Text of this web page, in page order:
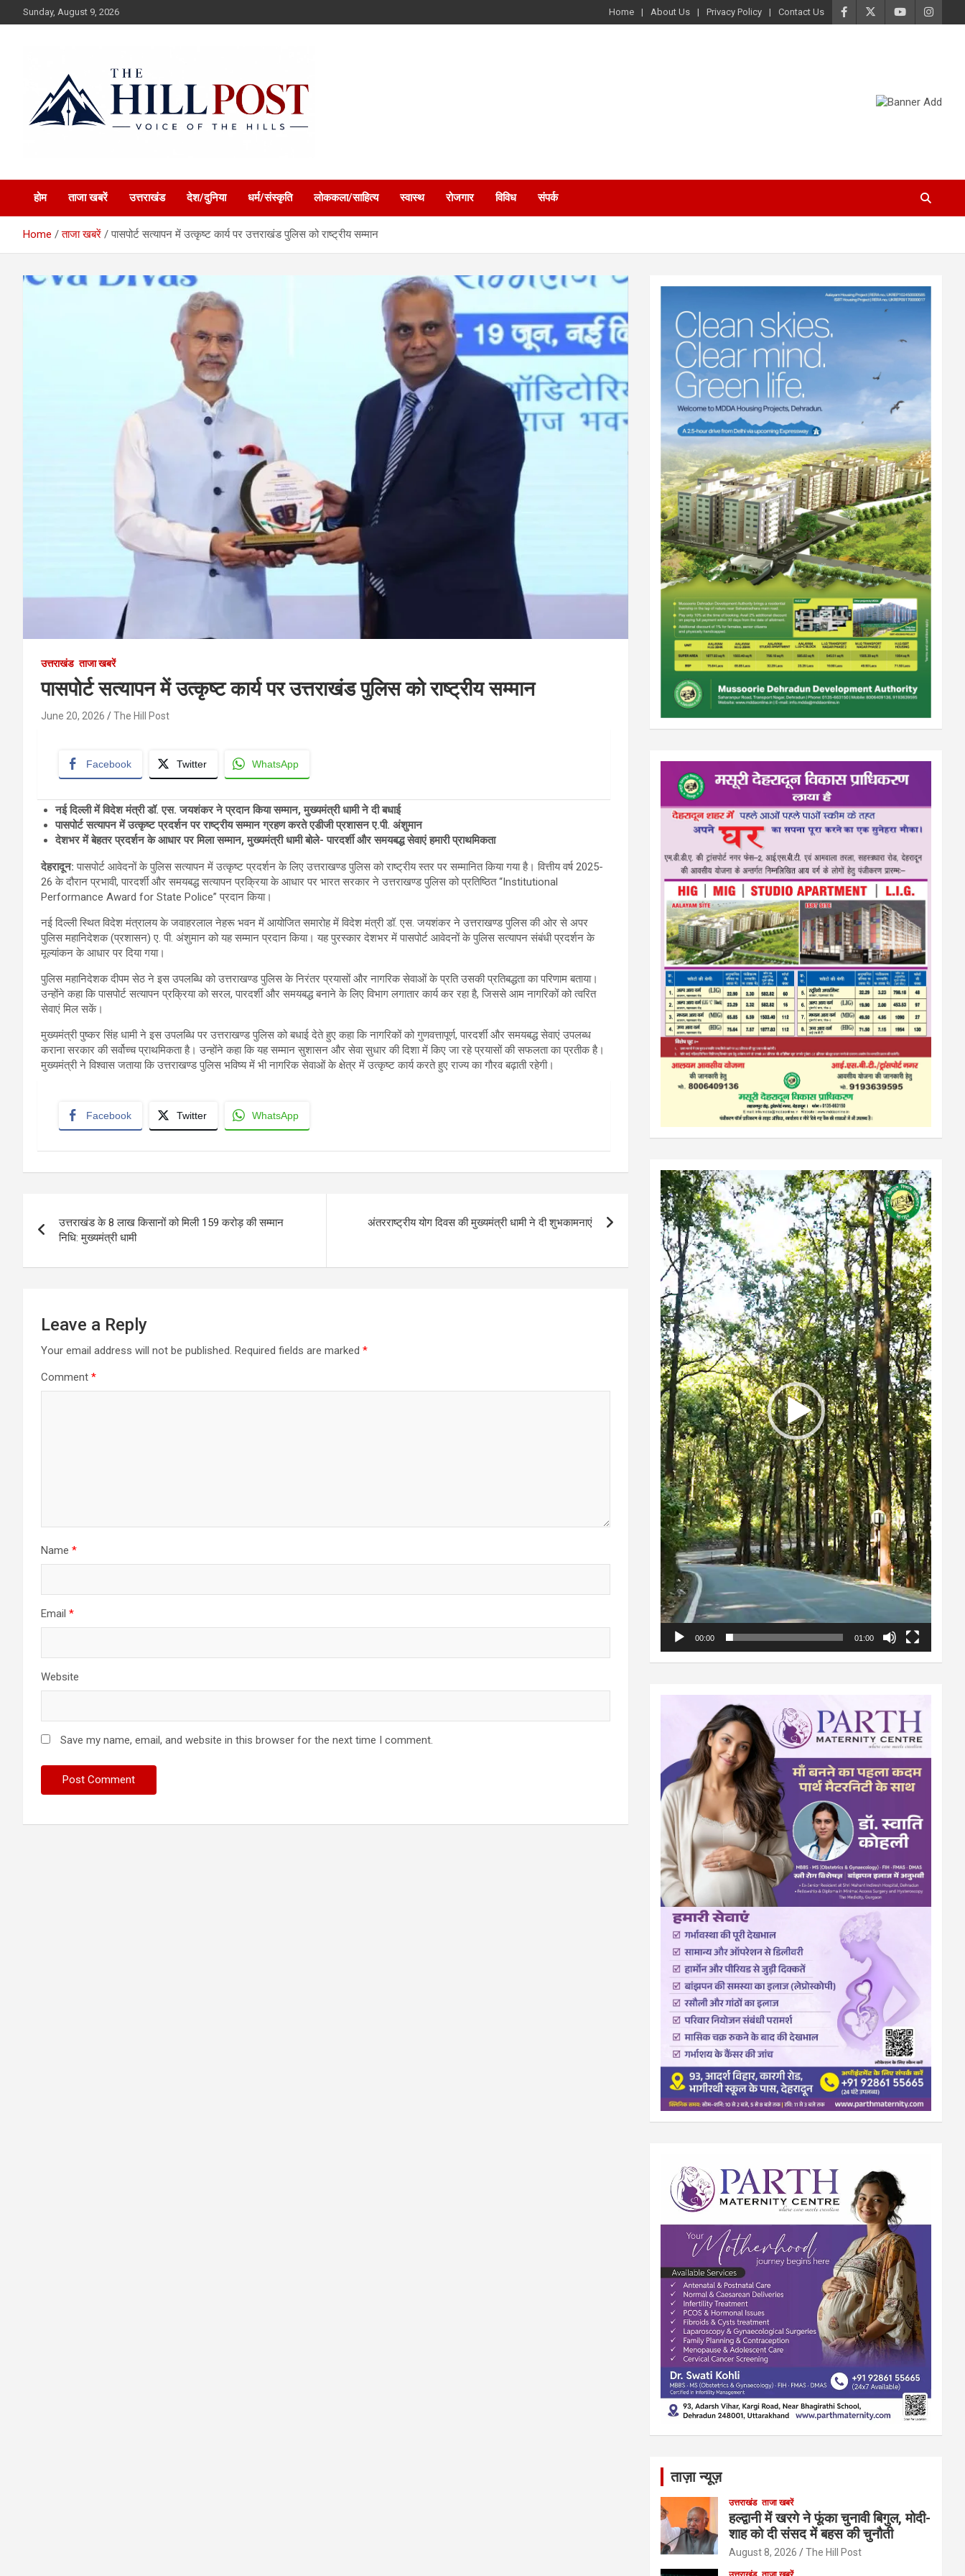
to
Sunday, August 9, 2026 Home About Us Privacy Policy Contact Us
The Hillpost
होम ताजा खबरें उत्तराखंड देश/दुनिया धर्म/संस्कृति लोककला/साहित्य स्वास्थ रोजगार विविध संपर्क
Home ताजा खबरें पासपोर्ट सत्यापन में उत्कृष्ट कार्य पर उत्तराखंड पुलिस को राष्ट्रीय सम्मान
उत्तराखंड ताजा खबरें
पासपोर्ट सत्यापन में उत्कृष्ट कार्य पर उत्तराखंड पुलिस को राष्ट्रीय सम्मान
June 20, 2026 The Hill Post
Facebook Twitter WhatsApp
नई दिल्ली में विदेश मंत्री डॉ. एस. जयशंकर ने प्रदान किया सम्मान, मुख्यमंत्री धामी ने दी बधाई
पासपोर्ट सत्यापन में उत्कृष्ट प्रदर्शन पर राष्ट्रीय सम्मान ग्रहण करते एडीजी प्रशासन ए.पी. अंशुमान
देशभर में बेहतर प्रदर्शन के आधार पर मिला सम्मान, मुख्यमंत्री धामी बोले- पारदर्शी और समयबद्ध सेवाएं हमारी प्राथमिकता
देहरादून: पासपोर्ट आवेदनों के पुलिस सत्यापन में उत्कृष्ट प्रदर्शन के लिए उत्तराखण्ड पुलिस को राष्ट्रीय स्तर पर सम्मानित किया गया है। वित्तीय वर्ष 2025-
26 के दौरान प्रभावी, पारदर्शी और समयबद्ध सत्यापन प्रक्रिया के आधार पर भारत सरकार ने उत्तराखण्ड पुलिस को प्रतिष्ठित “Institutional
Performance Award for State Police” प्रदान किया।
नई दिल्ली स्थित विदेश मंत्रालय के जवाहरलाल नेहरू भवन में आयोजित समारोह में विदेश मंत्री डॉ. एस. जयशंकर ने उत्तराखण्ड पुलिस की ओर से अपर
पुलिस महानिदेशक (प्रशासन) ए. पी. अंशुमान को यह सम्मान प्रदान किया। यह पुरस्कार देशभर में पासपोर्ट आवेदनों के पुलिस सत्यापन संबंधी प्रदर्शन के
मूल्यांकन के आधार पर दिया गया।
पुलिस महानिदेशक दीपम सेठ ने इस उपलब्धि को उत्तराखण्ड पुलिस के निरंतर प्रयासों और नागरिक सेवाओं के प्रति उसकी प्रतिबद्धता का परिणाम बताया।
उन्होंने कहा कि पासपोर्ट सत्यापन प्रक्रिया को सरल, पारदर्शी और समयबद्ध बनाने के लिए विभाग लगातार कार्य कर रहा है, जिससे आम नागरिकों को त्वरित
सेवाएं मिल सकें।
मुख्यमंत्री पुष्कर सिंह धामी ने इस उपलब्धि पर उत्तराखण्ड पुलिस को बधाई देते हुए कहा कि नागरिकों को गुणवत्तापूर्ण, पारदर्शी और समयबद्ध सेवाएं उपलब्ध
कराना सरकार की सर्वोच्च प्राथमिकता है। उन्होंने कहा कि यह सम्मान सुशासन और सेवा सुधार की दिशा में किए जा रहे प्रयासों की सफलता का प्रतीक है।
मुख्यमंत्री ने विश्वास जताया कि उत्तराखण्ड पुलिस भविष्य में भी नागरिक सेवाओं के क्षेत्र में उत्कृष्ट कार्य करते हुए राज्य का गौरव बढ़ाती रहेगी।
Facebook Twitter WhatsApp
navigation
उत्तराखंड के 8 लाख किसानों को मिली 159 करोड़ की सम्मान
निधि: मुख्यमंत्री धामी
अंतरराष्ट्रीय योग दिवस की मुख्यमंत्री धामी ने दी शुभकामनाएं
Leave a Reply
Your email address will not be published. Required fields are marked *
Comment *
Name *
Email *
Website
Save my name, email, and website in this browser for the next time I comment.
Video
Player
00:00 01:00
ताज़ा न्यूज़
उत्तराखंड ताजा खबरें
हल्द्वानी में खरगे ने फूंका चुनावी बिगुल, मोदी-
शाह को दी संसद में बहस की चुनौती
August 8, 2026 The Hill Post